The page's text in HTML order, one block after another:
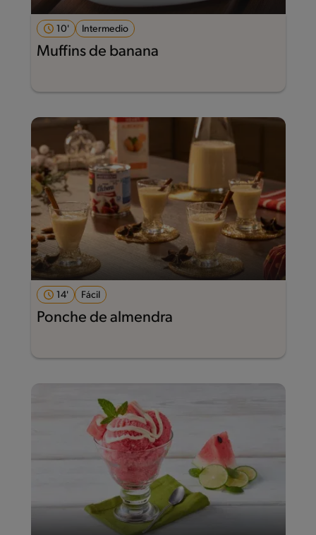
10' Intermedio
Muffins de banana
14' Fácil
Ponche de almendra